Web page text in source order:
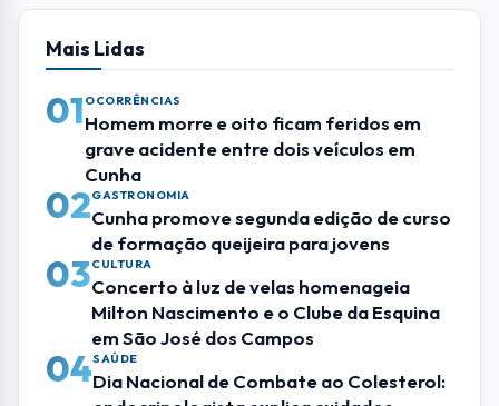
Mais Lidas
01 OCORRÊNCIAS
Homem morre e oito ficam feridos em
grave acidente entre dois veículos em
Cunha
02GASTRONOMIA
Cunha promove segunda edição de curso
de formação queijeira para jovens
03CULTURA
Concerto à luz de velas homenageia
Milton Nascimento e o Clube da Esquina
em São José dos Campos
04SAÚDE
Dia Nacional de Combate ao Colesterol: